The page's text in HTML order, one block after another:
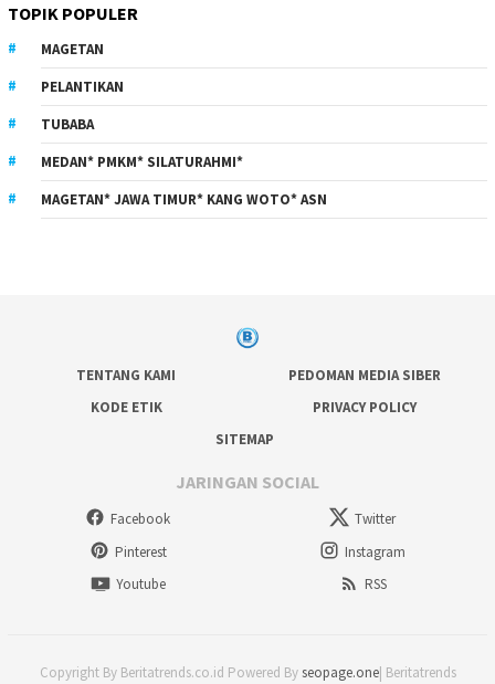
TOPIK POPULER
MAGETAN
PELANTIKAN
TUBABA
MEDAN* PMKM* SILATURAHMI*
MAGETAN* JAWA TIMUR* KANG WOTO* ASN
TENTANG KAMI
PEDOMAN MEDIA SIBER
KODE ETIK
PRIVACY POLICY
SITEMAP
JARINGAN SOCIAL
Facebook
Twitter
Pinterest
Instagram
Youtube
RSS
Copyright By Beritatrends.co.id Powered Byseopage.one| Beritatrends